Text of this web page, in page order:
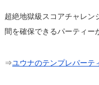
超絶地獄級スコアチャレン
間を確保できるパーティー
⇒ユウナのテンプレパーテ